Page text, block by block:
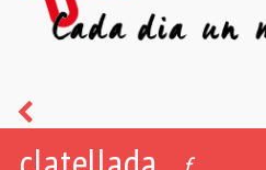
clavar
un